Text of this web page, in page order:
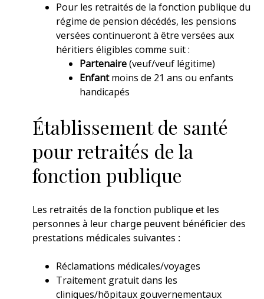
Pour les retraités de la fonction publique du
régime de pension décédés, les pensions
versées continueront à être versées aux
héritiers éligibles comme suit :
Partenaire(veuf/veuf légitime)
Enfantmoins de 21 ans ou enfants
handicapés
Établissement de santé
pour retraités de la
fonction publique
Les retraités de la fonction publique et les
personnes à leur charge peuvent bénéficier des
prestations médicales suivantes :
Réclamations médicales/voyages
Traitement gratuit dans les
cliniques/hôpitaux gouvernementaux